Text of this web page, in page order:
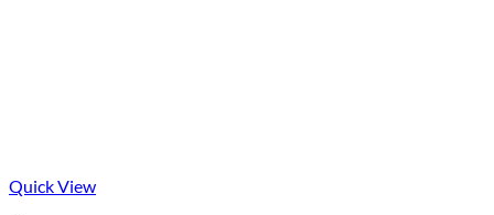
Quick View